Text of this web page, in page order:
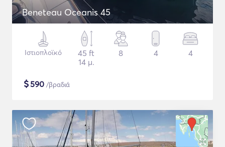
Beneteau Oceanis 45
Ιστιοπλοϊκό
45 ft
14 μ.
8 4 4
$590 /βραδιά